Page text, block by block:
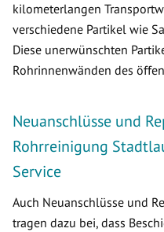
kilometerlangen
verschiedene Partikel wie
Diese unerwünschten
Rohrinnenwänden des
Neuanschlüsse und
Rohrreinigung
Service
Auch Neuanschlüsse und
tragen dazu bei, dass